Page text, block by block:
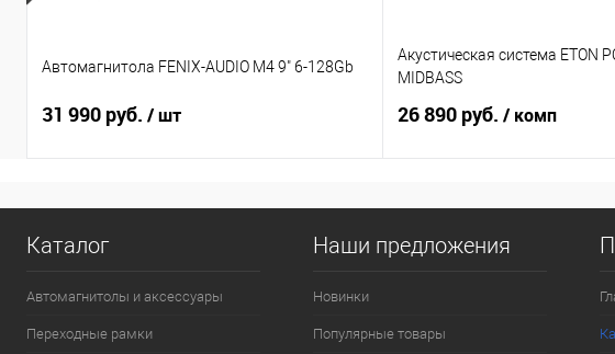
Автомагнитола FENIX-AUDIO M4 9" 6-128Gb
31 990 руб. / шт
Акустическая система ETON
MIDBASS
26 890 руб. / комп
Каталог
Автомагнитолы и аксессуары
Переходные рамки
Наши предложения
Новинки
Популярные товары